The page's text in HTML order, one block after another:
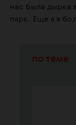
нас была дырка
парк. Еще я в
по теме